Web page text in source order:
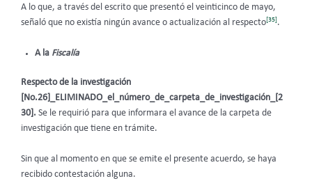
A lo que, a través del escrito que presentó el veinticinco de mayo,
señaló que no existía ningún avance o actualización al respecto[35].
A la Fiscalía
Respecto de la investigación
[No.26]_ELIMINADO_el_número_de_carpeta_de_investigación_[2
30]. Se le requirió para que informara el avance de la carpeta de
investigación que tiene en trámite.
Sin que al momento en que se emite el presente acuerdo, se haya
recibido contestación alguna.